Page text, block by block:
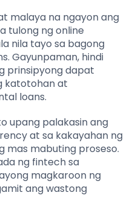
malaya na ngayon ang
tulong ng online
nila tayo sa bagong
Gayunpaman, hindi
prinsipyong dapat
katotohan at
loans.
upang palakasin ang
at sa kakayahan ng
mas mabuting proseso.
ng fintech sa
magkaroon ng
ang wastong